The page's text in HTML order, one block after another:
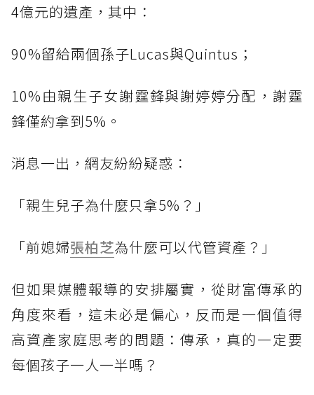
4億元的遺產，其中：
90%留給兩個孫子Lucas與Quintus；
10%由親生子女謝霆鋒與謝婷婷分配，謝霆
鋒僅約拿到5%。
消息一出，網友紛紛疑惑：
「親生兒子為什麼只拿5%？」
「前媳婦張柏芝為什麼可以代管資產？」
但如果媒體報導的安排屬實，從財富傳承的
角度來看，這未必是偏心，反而是一個值得
高資產家庭思考的問題：傳承，真的一定要
每個孩子一人一半嗎？